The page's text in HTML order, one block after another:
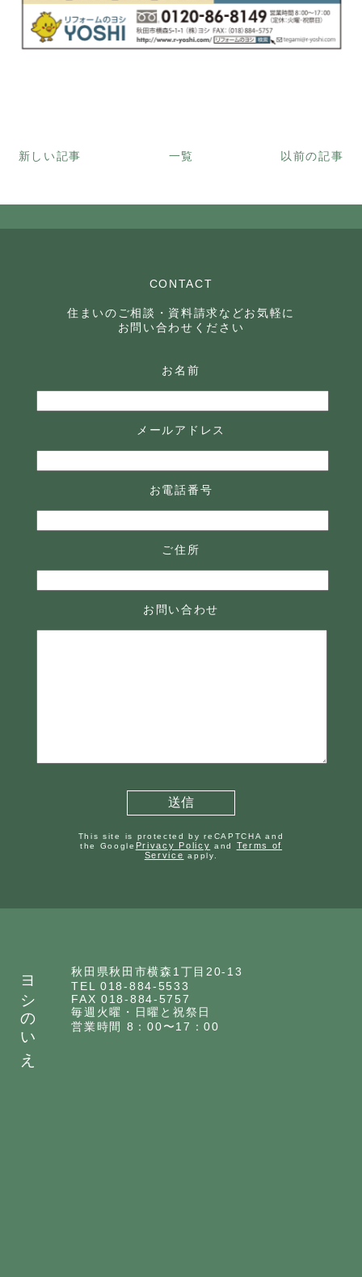
新しい記事 一覧 以前の記事
CONTACT
住まいのご相談・資料請求などお気軽に
お問い合わせください
お名前
メールアドレス
お電話番号
ご住所
お問い合わせ
This site is protected by reCAPTCHA and
the Google Privacy Policy and Terms of
Service apply.
ヨシのいえ
秋田県秋田市横森1丁目20-13
TEL 018-884-5533
FAX 018-884-5757
毎週火曜・日曜と祝祭日
営業時間 8：00〜17：00